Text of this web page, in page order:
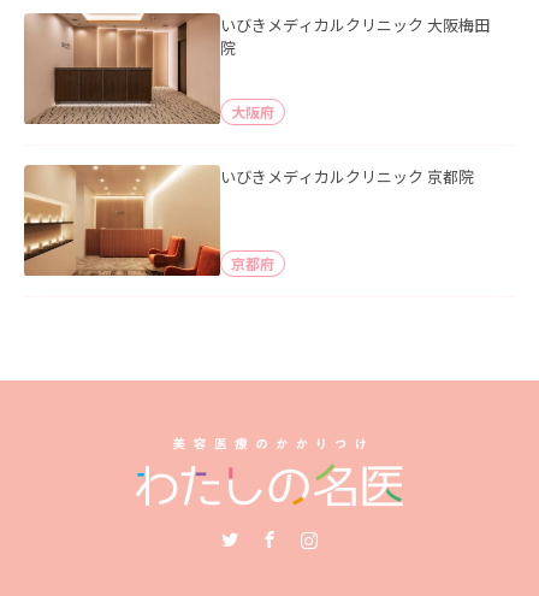
いびきメディカルクリニック 大阪梅田
院
大阪府
いびきメディカルクリニック 京都院
京都府